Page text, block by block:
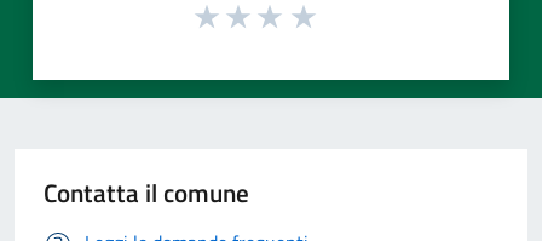
Contatta il comune